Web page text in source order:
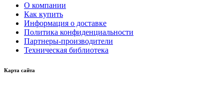
О компании
Как купить
Информация о доставке
Политика конфиденциальности
Партнеры-производители
Техническая библиотека
Карта сайта